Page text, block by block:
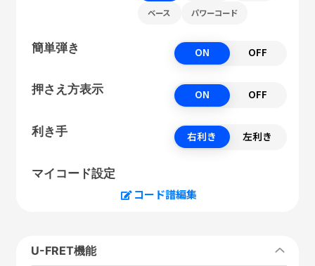
ベース パワーコード
簡単弾き ON OFF
押さえ方表示 ON OFF
利き手 右利き 左利き
マイコード設定
コード譜編集
U-FRET機能